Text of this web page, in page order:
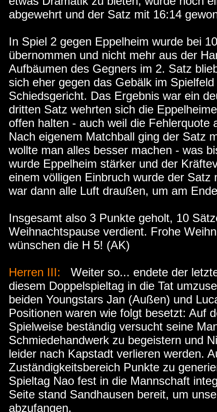
abgewehrt und der Satz mit 16:14
In Spiel 2 gegen Eppelheim wurde bei
übernommen und nicht mehr aus der
Aufbäumen des Gegners im 2. Satz
sich eher gegen das Gebälk im
Schiedsgericht. Das Ergebnis war ein
dritten Satz wehrten sich die
offen halten - auch weil die Fehlerquote
Nach eigenem Matchball ging der Satz
wollte man alles besser machen - was
wurde Eppelheim stärker und der
einem völligen Einbruch wurde der
war dann alle Luft draußen, um am
Insgesamt also 3 Punkte geholt, 10
Weihnachtspause verdient. Frohe
wünschen die H 5! (AK)
Herren III:
Weiter so... endete der
diesem Doppelspieltag in die Tat
beiden Youngstars Jan (Außen) und
Positionen waren wie folgt besetzt: Auf
Spielweise beständig versucht seine
Schmiedehandwerk zu begeistern und
leider nach Kapstadt verlieren werden.
Zuständigkeitsbereich Punkte zu
Spieltag Nao fest in die Mannschaft
Seite stand Sandhausen bereit, um
abzufangen.